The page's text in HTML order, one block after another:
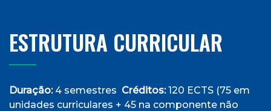
ESTRUTURA CURRICULAR
Duração:4 semestres Créditos:120 ECTS (75 em
unidades curriculares + 45 na componente não